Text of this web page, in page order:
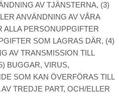
AV TJÄNSTERNA, (3)
ANVÄNDNING AV VÅRA
ALLA PERSONUPPGIFTER
SOM LAGRAS DÄR, (4)
AV TRANSMISSION TILL
BUGGAR, VIRUS,
SOM KAN ÖVERFÖRAS TILL
TREDJE PART, OCH/ELLER